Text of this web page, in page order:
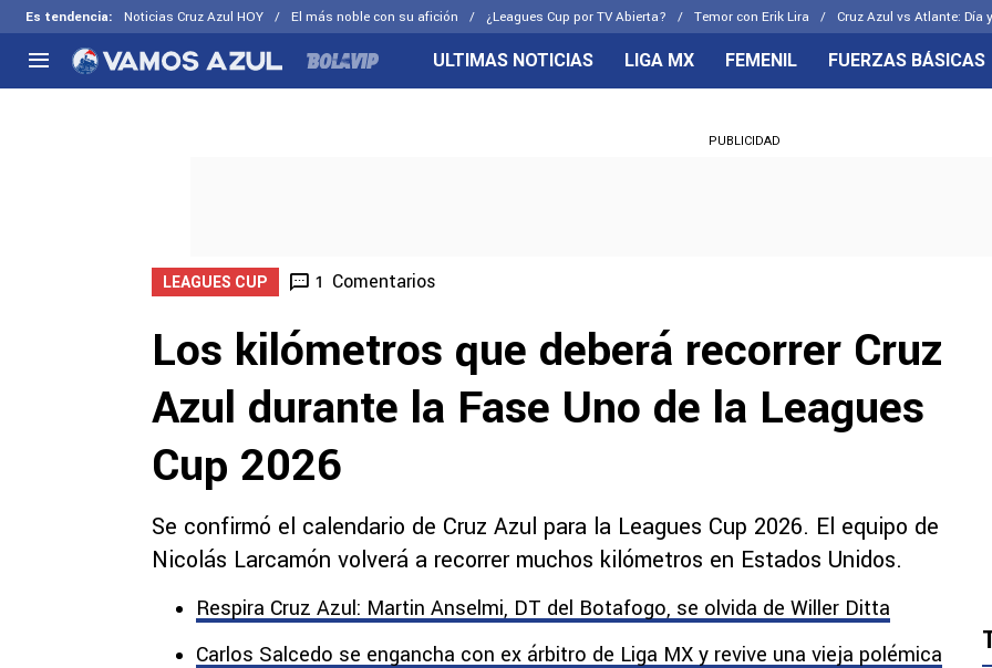
Es tendencia: Noticias Cruz Azul HOY El más noble con su afición ¿Leagues Cup por TV Abierta? Temor con Erik Lira Cruz Azul vs Atlante: Día
Selección Mexicana
CELESTES
ULTIMAS NOTICIAS LIGA MX FEMENIL FUERZAS BÁSICAS
PUBLICIDAD
LEAGUES CUP 1 Comentarios
Los kilómetros que deberá recorrer Cruz
Azul durante la Fase Uno de la Leagues
Cup 2026
Se confirmó el calendario de Cruz Azul para la Leagues Cup 2026. El equipo de
Nicolás Larcamón volverá a recorrer muchos kilómetros en Estados Unidos.
Respira Cruz Azul: Martin Anselmi, DT del Botafogo, se olvida de Willer Ditta
Carlos Salcedo se engancha con ex árbitro de Liga MX y revive una vieja polémica